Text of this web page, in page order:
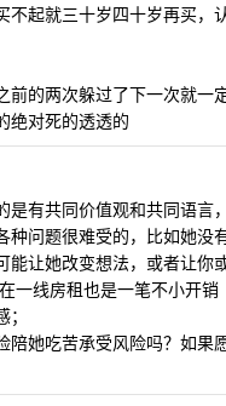
起就三十岁四十岁再买，
的两次躲过了下一次就一
绝对死的透透的
有共同价值观和共同语言
问题很难受的，比如她没
让她改变想法，或者让你
一线房租也是一笔不小开销
她吃苦承受风险吗？如果